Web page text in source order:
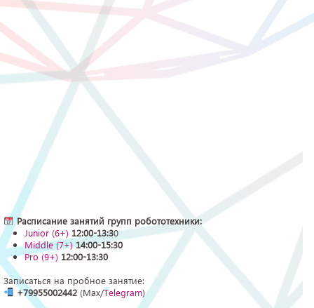
Расписание занятий групп робототехники:
Junior (6+) 12:00-13:30
Middle (7+) 14:00-15:30
Pro (9+) 12:00-13:30
Записаться на пробное занятие:
+79955002442 (Max/Telegram)